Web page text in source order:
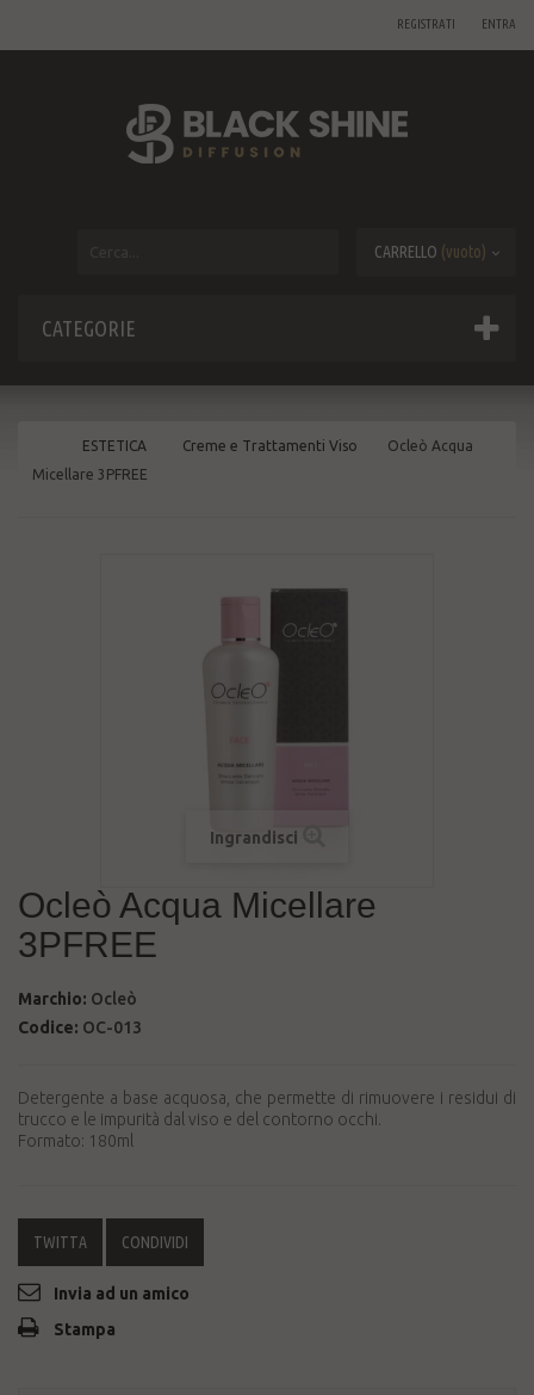
ENTRA
REGISTRATI
CARRELLO (vuoto)
CATEGORIE
ESTETICA Creme e Trattamenti Viso
Ocleò Acqua
Micellare 3PFREE
Ingrandisci
Ocleò Acqua Micellare
3PFREE
Marchio: Ocleò
Codice: OC-013
Detergente a base acquosa, che permette di rimuovere i residui di
trucco e le impurità dal viso e del contorno occhi.
Formato: 180ml
TWITTA CONDIVIDI
Invia ad un amico
Stampa